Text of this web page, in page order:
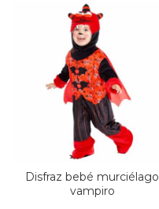
Disfraz bebé murciélago
vampiro